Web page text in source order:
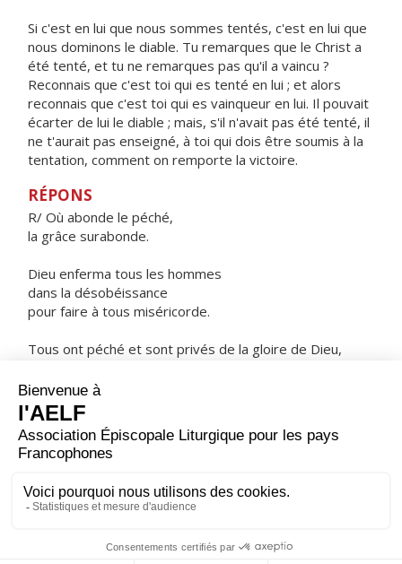
Si c'est en lui que nous sommes tentés, c'est en lui que
nous dominons le diable. Tu remarques que le Christ a
été tenté, et tu ne remarques pas qu'il a vaincu ?
Reconnais que c'est toi qui es tenté en lui ; et alors
reconnais que c'est toi qui es vainqueur en lui. Il pouvait
écarter de lui le diable ; mais, s'il n'avait pas été tenté, il
ne t'aurait pas enseigné, à toi qui dois être soumis à la
tentation, comment on remporte la victoire.
RÉPONS
R/ Où abonde le péché,
la grâce surabonde.
Dieu enferma tous les hommes
dans la désobéissance
pour faire à tous miséricorde.
Tous ont péché et sont privés de la gloire de Dieu,
ORAISON
Accorde-nous, Dieu tout puissant, tout au long de ce
Christ et de nous ouvrir à sa lumière par une vie de plus
en plus fidèle. Lui qui règne.